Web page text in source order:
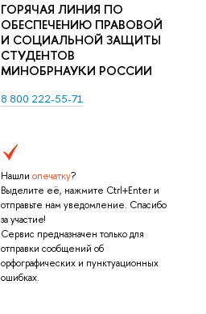
ГОРЯЧАЯ ЛИНИЯ ПО
ОБЕСПЕЧЕНИЮ ПРАВОВОЙ
И СОЦИАЛЬНОЙ ЗАЩИТЫ
СТУДЕНТОВ
МИНОБРНАУКИ РОССИИ
8 800 222-55-71
Нашли опечатку?
Выделите её, нажмите Ctrl+Enter и
отправьте нам уведомление. Спасибо
за участие!
Сервис предназначен только для
отправки сообщений об
орфографических и пунктуационных
ошибках.